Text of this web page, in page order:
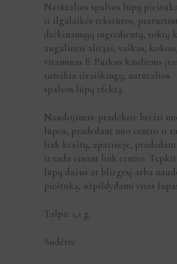
Natūralios spalvos lūpų
ir ilgalaikės tekstūros,
drėkinamųjų ingredientų, tokių
augaliniai aliejai, vaškas,
vitaminas E. Puikus kasdienis
suteikia išraiškingų, natūralios
spalvos lūpų efektą.
Naudojimas: pradėkite brėžti
lūpos, pradedant nuo centro ir
link kraštų, apatinėje,
ir tada einant link centro.
lūpų dažus ar blizgesį arba
pieštuką, užpildydami visas
Talpa: 1,1 g.
Sudėtis: